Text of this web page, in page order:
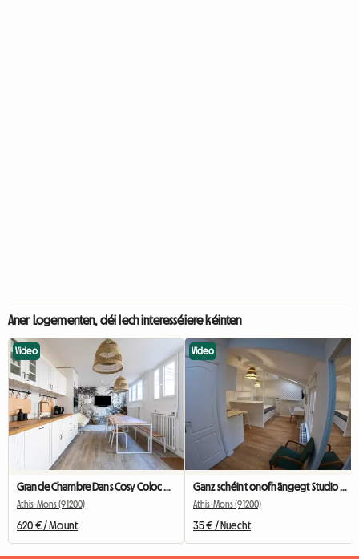
Aner Logementen, déi Iech interesséiere kéinten
Video
Athis-Mons (91200)
620 € / Mount
Video
Athis-Mons (91200)
35 € / Nuecht